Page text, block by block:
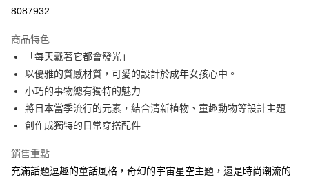
運送方式
本島宅配-活動商品
免運費
離島宅配-常溫商品
免運費
8087932
商品特色
「每天戴著它都會發光」
以優雅的質感材質，可愛的設計於成年女孩心中。
小巧的事物總有獨特的魅力....
將日本當季流行的元素，結合清新植物、童趣動物等設計主題
創作成獨特的日常穿搭配件
銷售重點
充滿話題逗趣的童話風格，奇幻的宇宙星空主題，還是時尚潮流的